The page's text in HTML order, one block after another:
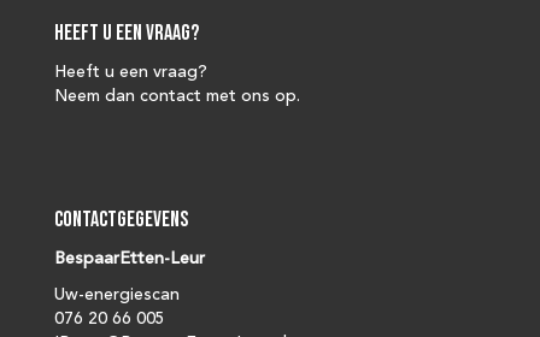
Heeft u een vraag?
Heeft u een vraag?
Neem dan contact met ons op.
Contactgegevens
BespaarEtten-Leur
Uw-energiescan
076 20 66 005